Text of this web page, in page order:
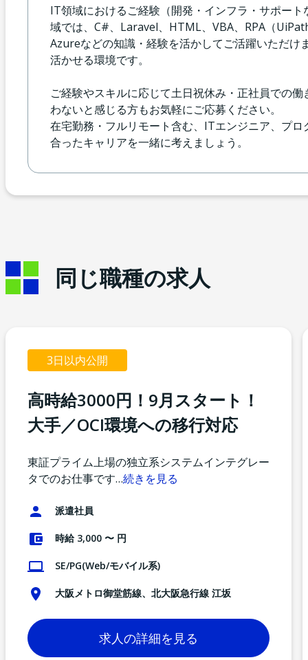
IT領域におけるご経験（開発・インフラ・サポー
域では、C#、Laravel、HTML、VBA、RPA（
Azureなどの知識・経験を活かしてご活躍いただ
活かせる環境です。
ご経験やスキルに応じて土日祝休み・正社員での
わないと感じる方もお気軽にご応募ください。
在宅勤務・フルリモート含む、ITエンジニア、プ
合ったキャリアを一緒に考えましょう。
同じ職種の求人
3日以内公開
高時給3000円！9月スタート！
大手／OCI環境への移行対応
東証プライム上場の独立系システムインテグレー
タでのお仕事です…続きを見る
派遣社員
時給 3,000 〜 円
SE/PG(Web/モバイル系)
大阪メトロ御堂筋線、北大阪急行線 江坂
求人の詳細を見る